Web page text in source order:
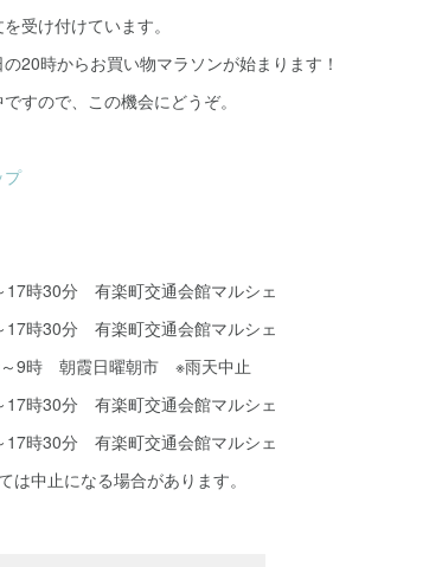
受け付けています。
20時からお買い物マラソンが始まります！
すので、この機会にどうぞ。
プ
17時30分 有楽町交通会館マルシェ
17時30分 有楽町交通会館マルシェ
9時 朝霞日曜朝市 ※雨天中止
17時30分 有楽町交通会館マルシェ
17時30分 有楽町交通会館マルシェ
は中止になる場合があります。